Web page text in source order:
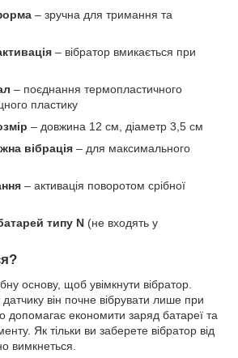
– зручна для тримання та
– вібратор вмикається при
– поєднання термопластичного
пластику
– довжина 12 см, діаметр 3,5 см
вібрація – для максимального
– активація поворотом срібної
типу N (не входять у
основу, щоб увімкнути вібратор.
він почне вібрувати лише при
допомагає економити заряд батареї та
Як тільки ви заберете вібратор від
вимкнеться.